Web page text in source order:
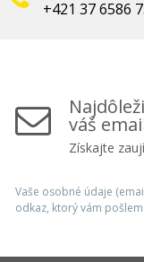
+421 37 6586
váš
Získajte
Vaše osobné údaje
odkaz, ktorý vám